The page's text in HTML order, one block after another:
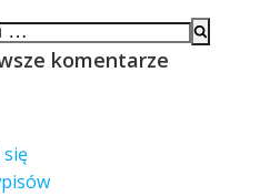
komentarze